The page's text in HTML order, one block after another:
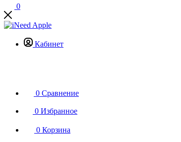
0
Кабинет
0 Сравнение
0 Избранное
0 Корзина